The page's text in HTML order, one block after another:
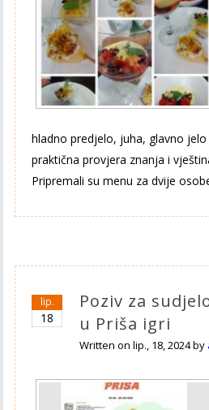
hladno predjelo, juha, glavno
praktična provjera znanja i
Pripremali su menu za dvije
lip.
18
Poziv za
u Priša igri
Written onlip., 18, 2024by